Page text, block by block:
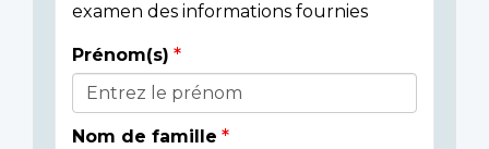
examen des informations fournies
Donor
Details
Prénom(s)
Nom de famille